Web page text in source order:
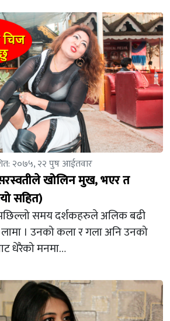
२०७५, २२ पुष आईतवार
खोलिन मुख, भएर त
सहित)
समय दर्शकहरुले अलिक बढी
लामा । उनको कला र गला अनि उनको
धेरैको मनमा…